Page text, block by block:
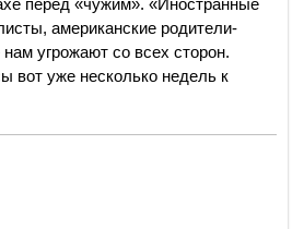
перед «чужим». «Иностранные
американские родители-
угрожают со всех сторон.
вот уже несколько недель к